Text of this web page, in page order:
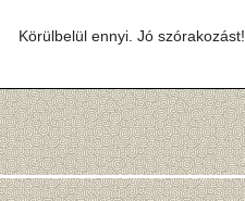
Körülbelül ennyi. Jó szórakozást!